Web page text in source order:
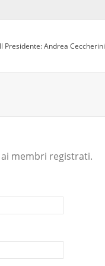
Il Presidente: Andrea Ceccherini
membri registrati.